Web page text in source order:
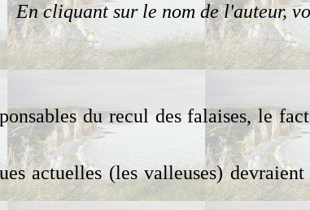
En cliquant sur le nom de l'auteur,
du recul des falaises, le
actuelles (les valleuses)